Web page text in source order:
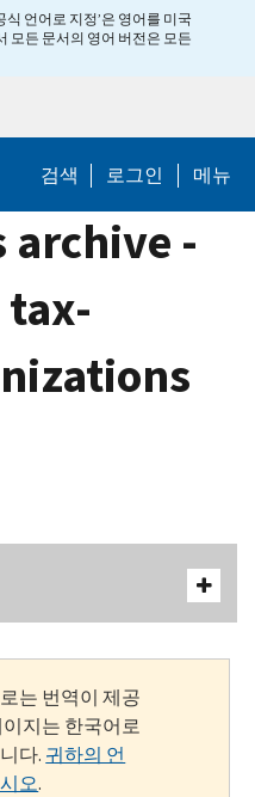
식 언어로 지정’은 영어를 미국
모든 문서의 영어 버전은 모든
검색 로그인 메뉴
archive -
tax-
는 번역이 제공
지는 한국어로
다. 귀하의 언
오.